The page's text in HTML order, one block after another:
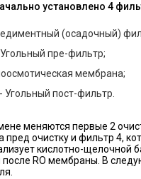
установлено 4
(осадочный)
пре-фильтр;
мембрана;
Угольный пост-фильтр.
меняются первые 2
очистку и фильтр 4,
кислотно-щелочной
после RO мембраны. В